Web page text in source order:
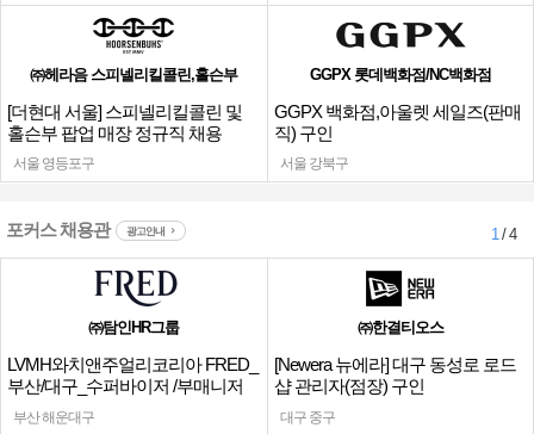
㈜헤라음 스피넬리킬콜린,홀슨부
[더현대 서울] 스피넬리킬콜린 및
홀슨부 팝업 매장 정규직 채용
서울 영등포구
GGPX 롯데백화점/NC백화점
GGPX 백화점,아울렛 세일즈(판매
직) 구인
서울 강북구
포커스 채용관 광고안내 1/ 4
㈜탐인HR그룹
LVMH와치앤주얼리코리아 FRED_
부산/대구_수퍼바이저 /부매니저
채용
부산 해운대구
㈜한결티오스
[Newera 뉴에라] 대구 동성로 로드
샵 관리자(점장) 구인
대구 중구